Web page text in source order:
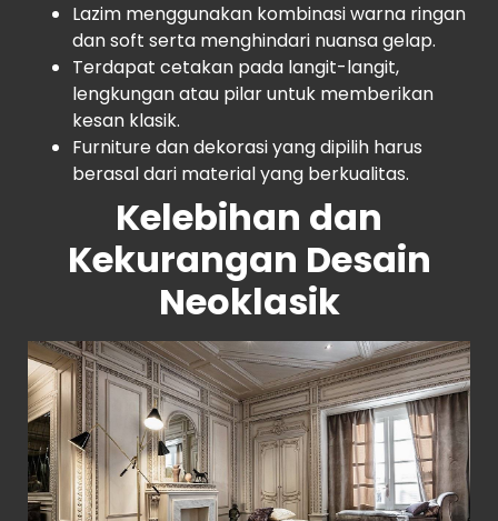
Lazim menggunakan kombinasi warna ringan
dan soft serta menghindari nuansa gelap.
Terdapat cetakan pada langit-langit,
lengkungan atau pilar untuk memberikan
kesan klasik.
Furniture dan dekorasi yang dipilih harus
berasal dari material yang berkualitas.
Kelebihan dan
Kekurangan Desain
Neoklasik